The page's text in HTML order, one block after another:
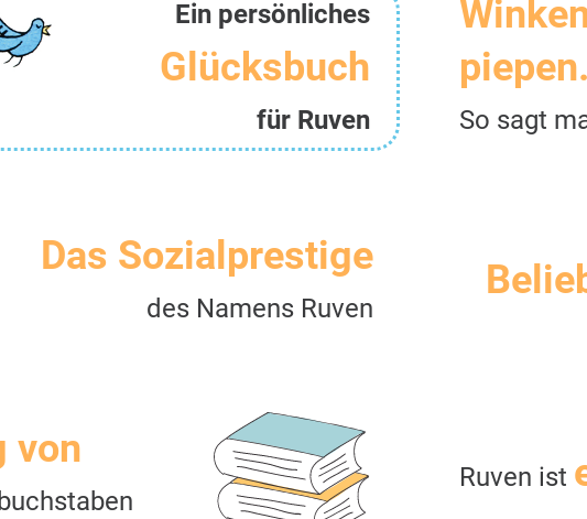
Ein persönliches
Glücksbuch
für Ruven So sagt
Das Sozialprestige
des Namens Ruven
von
Ruven ist